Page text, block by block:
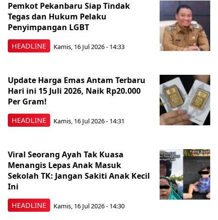
HEADLINE
Pemkot Pekanbaru Siap Tindak
Tegas dan Hukum Pelaku
Penyimpangan LGBT
Kamis, 16 Jul 2026 - 14:33
HEADLINE
Update Harga Emas Antam Terbaru
Hari ini 15 Juli 2026, Naik Rp20.000
Per Gram!
Kamis, 16 Jul 2026 - 14:31
HEADLINE
Viral Seorang Ayah Tak Kuasa
Menangis Lepas Anak Masuk
Sekolah TK: Jangan Sakiti Anak Kecil
Ini
Kamis, 16 Jul 2026 - 14:30